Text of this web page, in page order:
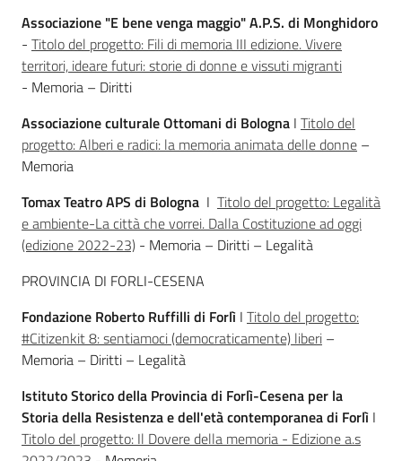
Assemblea
Attività
Argomenti
Per i media
Per i cittadini
Associazione "E bene venga maggio" A.P.S. di Monghidoro
- Titolo del progetto: Fili di memoria III edizione. Vivere
territori, ideare futuri: storie di donne e vissuti migranti
- Memoria – Diritti
Associazione culturale Ottomani di Bologna I Titolo del
progetto: Alberi e radici: la memoria animata delle donne –
Memoria
Tomax Teatro APS di Bologna I Titolo del progetto: Legalità
e ambiente-La città che vorrei. Dalla Costituzione ad oggi
(edizione 2022-23) - Memoria – Diritti – Legalità
PROVINCIA DI FORLI-CESENA
Fondazione Roberto Ruffilli di Forlì I Titolo del progetto:
#Citizenkit 8: sentiamoci (democraticamente) liberi –
Memoria – Diritti – Legalità
Istituto Storico della Provincia di Forlì-Cesena per la
Storia della Resistenza e dell'età contemporanea di Forlì I
Titolo del progetto: Il Dovere della memoria - Edizione a.s